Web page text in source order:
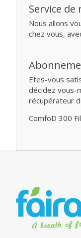
Service de
Nous allons
chez vous,
Etes-vous
décidez vous-
récupérateur
ComfoD 300